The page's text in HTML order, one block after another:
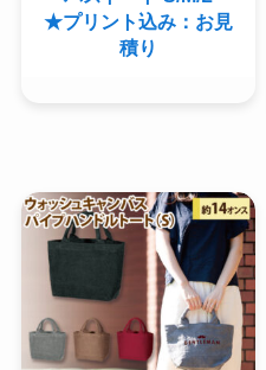
★プリント込み：お見
積り